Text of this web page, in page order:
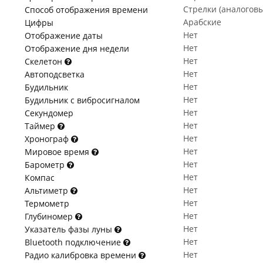
Способ отображения времени
Стрелки
Цифры
Арабские
Отображение даты
Нет
Отображение дня недели
Нет
Скелетон
Нет
Автоподсветка
Нет
Будильник
Нет
Будильник с вибросигналом
Нет
Секундомер
Нет
Таймер
Нет
Хронограф
Нет
Мировое время
Нет
Барометр
Нет
Компас
Нет
Альтиметр
Нет
Термометр
Нет
Глубиномер
Нет
Указатель фазы луны
Нет
Bluetooth подключение
Нет
Радио калибровка времени
Нет